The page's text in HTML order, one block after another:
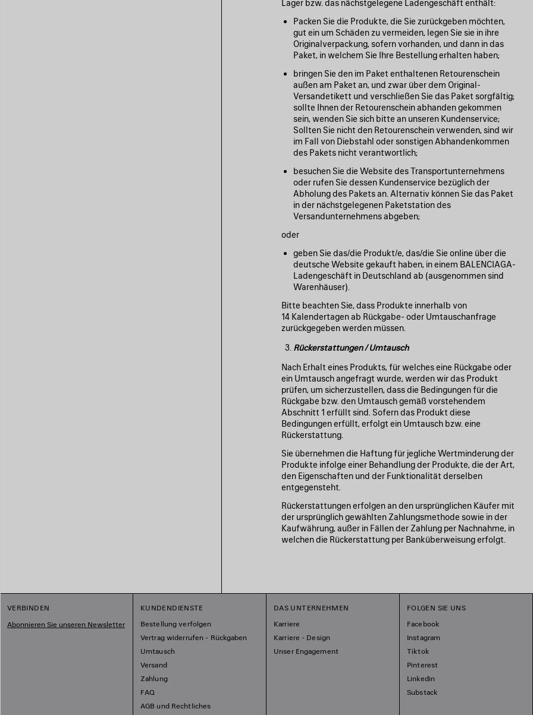
Lager bzw. das nächstgelegene Ladengeschäft enthält:
Packen Sie die Produkte, die Sie zurückgeben möchten,
gut ein um Schäden zu vermeiden, legen Sie sie in ihre
Originalverpackung, sofern vorhanden, und dann in das
Paket, in welchem Sie Ihre Bestellung erhalten haben;
bringen Sie den im Paket enthaltenen Retourenschein
außen am Paket an, und zwar über dem Original-
Versandetikett und verschließen Sie das Paket sorgfältig;
sollte Ihnen der Retourenschein abhanden gekommen
sein, wenden Sie sich bitte an unseren Kundenservice;
Sollten Sie nicht den Retourenschein verwenden, sind wir
im Fall von Diebstahl oder sonstigen Abhandenkommen
des Pakets nicht verantwortlich;
besuchen Sie die Website des Transportunternehmens
oder rufen Sie dessen Kundenservice bezüglich der
Abholung des Pakets an. Alternativ können Sie das Paket
in der nächstgelegenen Paketstation des
Versandunternehmens abgeben;
oder
geben Sie das/die Produkt/e, das/die Sie online über die
deutsche Website gekauft haben, in einem BALENCIAGA-
Ladengeschäft in Deutschland ab (ausgenommen sind
Warenhäuser).
Bitte beachten Sie, dass Produkte innerhalb von
14 Kalendertagen ab Rückgabe- oder Umtauschanfrage
zurückgegeben werden müssen.
Rückerstattungen / Umtausch
Nach Erhalt eines Produkts, für welches eine Rückgabe oder
ein Umtausch angefragt wurde, werden wir das Produkt
prüfen, um sicherzustellen, dass die Bedingungen für die
Rückgabe bzw. den Umtausch gemäß vorstehendem
Abschnitt 1 erfüllt sind. Sofern das Produkt diese
Bedingungen erfüllt, erfolgt ein Umtausch bzw. eine
Rückerstattung.
Sie übernehmen die Haftung für jegliche Wertminderung der
Produkte infolge einer Behandlung der Produkte, die der Art,
den Eigenschaften und der Funktionalität derselben
entgegensteht.
Rückerstattungen erfolgen an den ursprünglichen Käufer mit
der ursprünglich gewählten Zahlungsmethode sowie in der
Kaufwährung, außer in Fällen der Zahlung per Nachnahme, in
welchen die Rückerstattung per Banküberweisung erfolgt.
VERBINDEN
Abonnieren Sie unseren Newsletter
KUNDENDIENSTE
Bestellung verfolgen
Vertrag widerrufen - Rückgaben
Umtausch
Versand
Zahlung
FAQ
AGB und Rechtliches
DAS UNTERNEHMEN
Karriere
Karriere - Design
Unser Engagement
FOLGEN SIE UNS
Facebook
Instagram
Tiktok
Pinterest
Linkedin
Substack